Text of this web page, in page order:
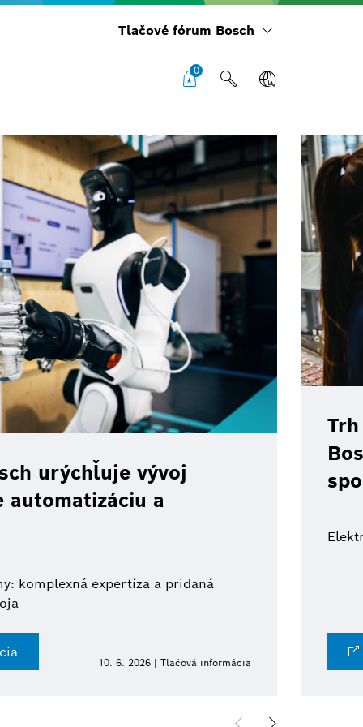
Tlačové fórum Bosch
0
urýchľuje vývoj
a
komplexná expertíza a pridaná
10. 6. 2026 | Tlačová informácia